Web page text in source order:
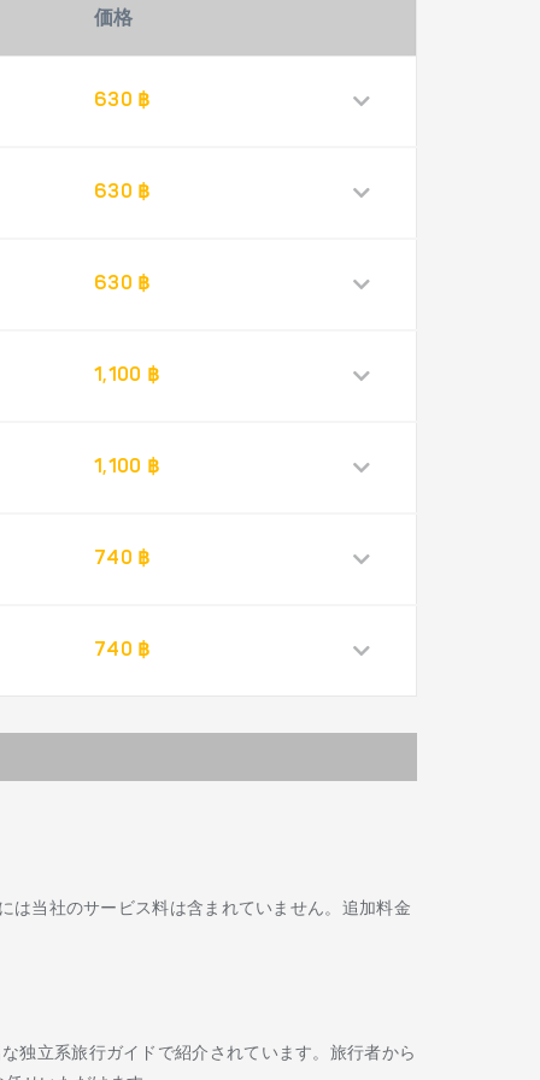
価格
630 ฿
630 ฿
630 ฿
1,100 ฿
1,100 ฿
740 ฿
740 ฿
は当社のサービス料は含まれていません。追加料金
独立系旅行ガイドで紹介されています。旅行者から